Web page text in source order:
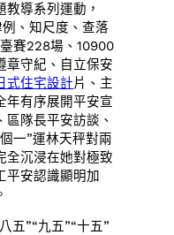
導系列運動，
、知尺度、查落
賽228場、10900
章守紀、自立保安
式住宅設計片、主
年有序展開平安宣
隊長平安訪談、
一”運林天秤對兩
全沉浸在她對極致
平安認識顯明加
五”“九五”“十五”